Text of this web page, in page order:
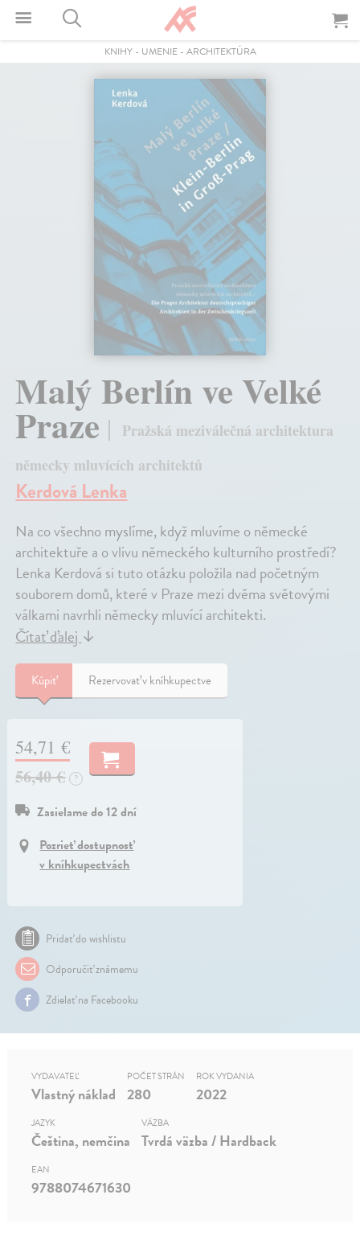
KNIHY- UMENIE- ARCHITEKTÚRA
Malý Berlín ve Velké
Praze
Pražská meziválečná architektura
německy mluvících architektů
Kerdová Lenka
Na co všechno myslíme, když mluvíme o německé
architektuře a o vlivu německého kulturního prostředí?
Lenka Kerdová si tuto otázku položila nad početným
souborem domů, které v Praze mezi dvěma světovými
válkami navrhli německy mluvící architekti.
Čítať ďalej↓
Kúpiť Rezervovať v kníhkupectve
54,71 €
56,40 €
?
Zasielame do 12 dní
Pozrieť dostupnosť
v kníhkupectvách
Pridať do wishlistu
Odporučiť známemu
Zdielať na Facebooku
VYDAVATEĽ
Vlastný náklad
POČET STRÁN
280
ROK VYDANIA
2022
JAZYK
Čeština, nemčina
VÄZBA
Tvrdá väzba / Hardback
EAN
9788074671630